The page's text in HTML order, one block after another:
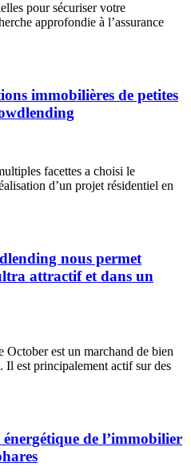
pour sécuriser votre
approfondie à l’assurance
immobilières de petites
facettes a choisi le
d’un projet résidentiel en
nous permet
attractif et dans un
October est un marchand de bien
est principalement actif sur des
de l’immobilier